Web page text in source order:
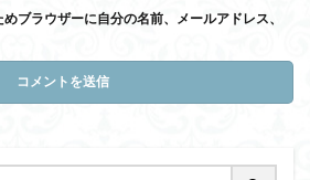
ブラウザーに自分の名前、メールアドレス、